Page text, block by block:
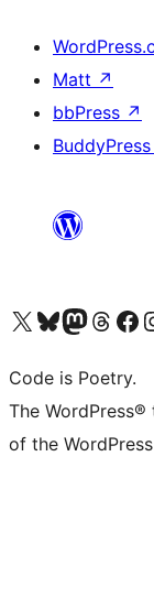
Matt ↗
bbPress ↗
BuddyPress
ຢ້ຽມຊົມບັນຊີ X (ຊື່ເກົ່າ Twitter) ຂອງພວກເຮົາຢ້ຽມຊົມບັນຊີ Bluesky ຂອງພວກເຮົາຢ້ຽມຊົມບັນຊີ Mastodon ຂອງພວກເຮົາຢ້ຽມຊົມບັນຊີ Threads ຂອງພວກເຮົາຢ້ຽມຊົມໜ້າ Facebook ຂອງພວກເຮົາ
ຢ້ຽມ
Code is Poetry.
The
of the